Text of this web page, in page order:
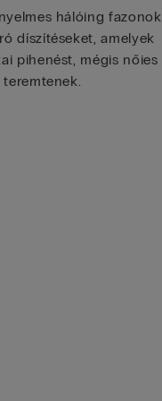
hálóing fazonok
díszítéseket, amelyek
pihenést, mégis nőies